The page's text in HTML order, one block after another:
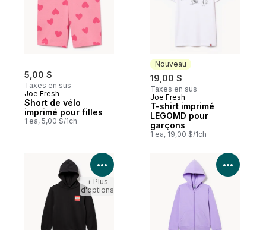
5,00 $
Taxes en sus
Joe Fresh
Short de vélo
imprimé pour filles
1 ea, 5,00 $/1ch
Nouveau
19,00 $
Taxes en sus
Nouveau
Joe Fresh
T-shirt imprimé
LEGOMD pour
garçons
1 ea, 19,00 $/1ch
Voir les détails du produit
+ Plus
d'options
Voir